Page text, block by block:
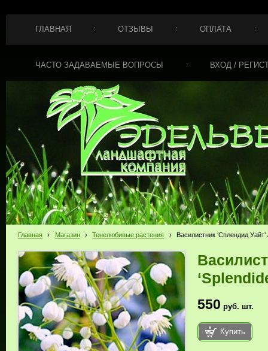
ГЛАВНАЯ ОТЗЫВЫ ОПЛАТА
ЧАСТО ЗАДАВАЕМЫЕ ВОПРОСЫ ВХОД /
Главная › Магазин › Тенелюбивые растения › Василистник ‘Сплендид
550 руб. шт.
Купить